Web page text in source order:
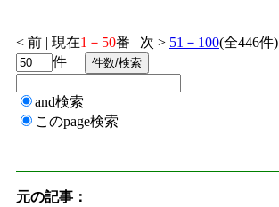
< 前 | 現在1－50番 | 次 > 51－100(全446件)
件
and検索
このpage検索
元の記事：